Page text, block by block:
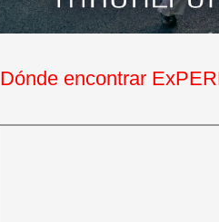
Dónde encontrar